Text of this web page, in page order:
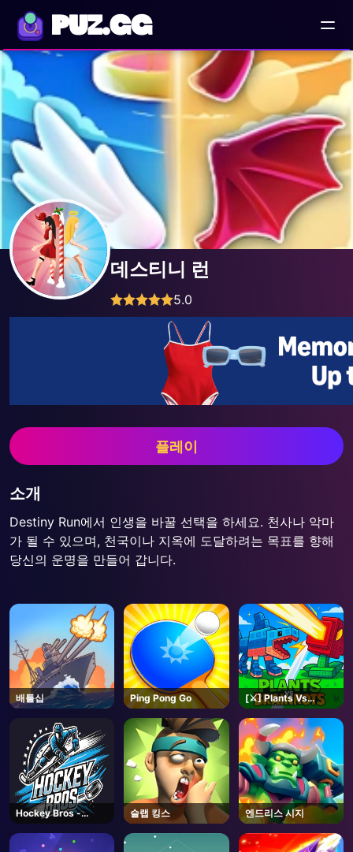
PUZ.GG
데스티니 런
5.0
플레이
소개
Destiny Run에서 인생을 바꿀 선택을 하세요. 천사나 악마
가 될 수 있으며, 천국이나 지옥에 도달하려는 목표를 향해
당신의 운명을 만들어 갑니다.
배틀십 Ping Pong Go
[⚔️] Plants Vs
Brainrots- Roblox
Hockey Bros -
Coming Soon
슬랩 킹스 엔드리스 시지